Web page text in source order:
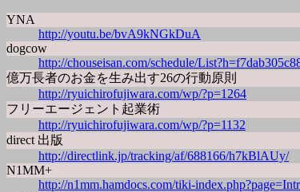
YNA
http://youtu.be/bvA9kNGkDuA
dogcow
http://chouseisan.com/schedule/
億万長者のお金を生み出す26の行動原則
http://ryuichirofujiwara.com/wp/?p=1264
フリーエージェント起業術
http://ryuichirofujiwara.com/wp/?p=1132
direct 出版
http://directlink.jp/tracking/af/688166/h7kBlAUy/
N1MM+
http://n1mm.hamdocs.com/tiki-